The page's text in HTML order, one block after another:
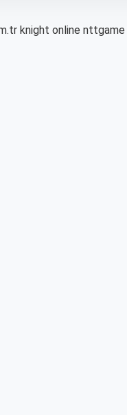
knight online nttgame